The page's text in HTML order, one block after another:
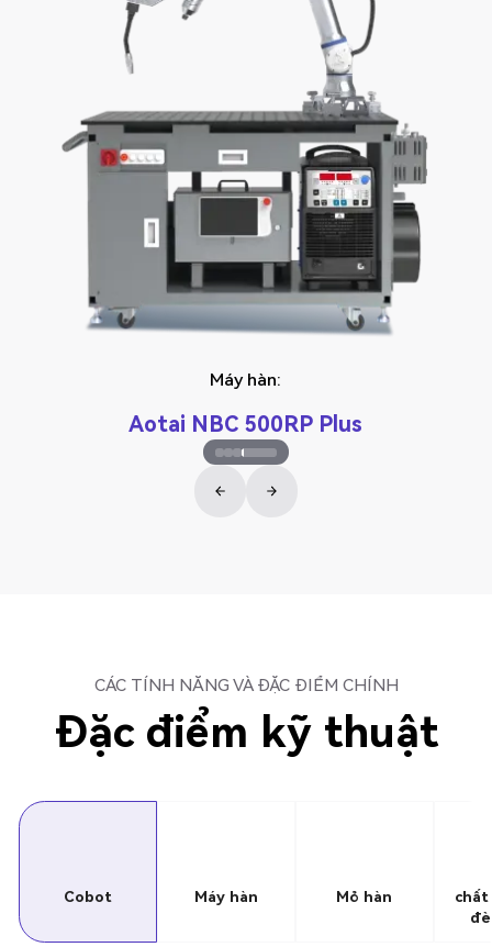
Máy hàn:
Aotai NBC 500RP Plus
CÁC TÍNH NĂNG VÀ ĐẶC ĐIỂM CHÍNH
Đặc điểm kỹ thuật
Cobot Máy hàn Mỏ hàn